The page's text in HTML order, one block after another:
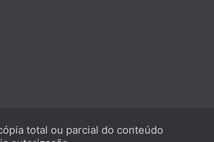
total ou parcial do conteúdo